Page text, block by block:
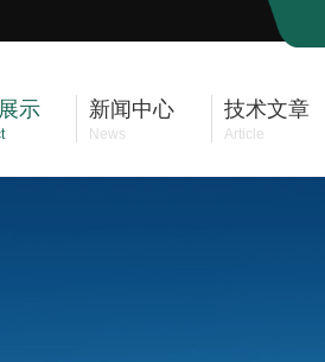
示 新闻中心
News
技术文章
Article